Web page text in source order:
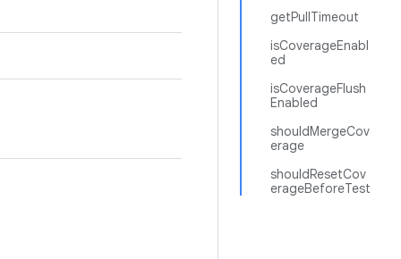
getPullTimeout
isCoverageEnabl
ed
isCoverageFlush
Enabled
shouldMergeCov
erage
shouldResetCov
erageBeforeTest